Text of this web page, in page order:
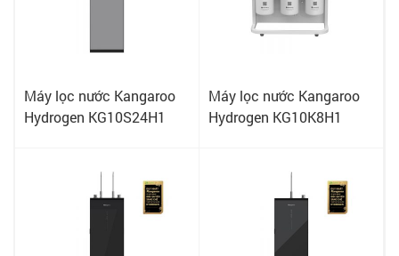
Máy lọc nước Kangaroo
Hydrogen KG10S24H1
Máy lọc nước Kangaroo
Hydrogen KG10K8H1